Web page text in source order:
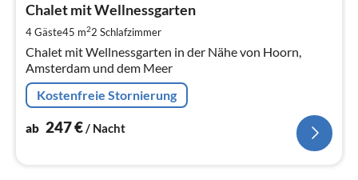
Chalet mit Wellnessgarten
4 Gäste45 m22 Schlafzimmer
Chalet mit Wellnessgarten in der Nähe von Hoorn,
Amsterdam und dem Meer
Kostenfreie Stornierung
ab 247€/ Nacht